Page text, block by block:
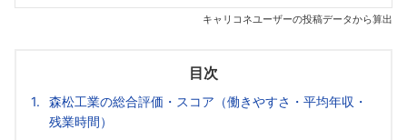
キャリコネユーザーの投稿データから算出
目次
森松工業の総合評価・スコア（働きやすさ・平均年収・
残業時間）